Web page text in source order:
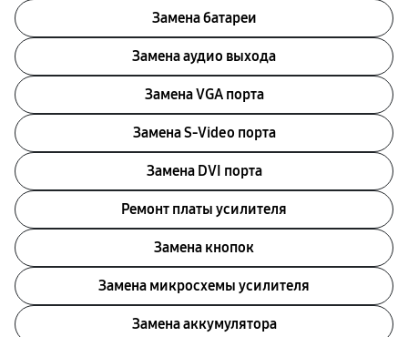
Замена батареи
Замена аудио выхода
Замена VGA порта
Замена S-Video порта
Замена DVI порта
Ремонт платы усилителя
Замена кнопок
Замена микросхемы усилителя
Замена аккумулятора